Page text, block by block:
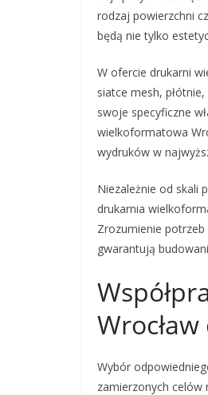
rodzaj powierzchni
będą nie tylko
W ofercie drukarni
siatce mesh,
swoje specyficzne
wielkoformatowa
wydruków w
Niezależnie od skali
drukarnia
Zrozumienie
gwarantują
Wybór
zamierzonych celów